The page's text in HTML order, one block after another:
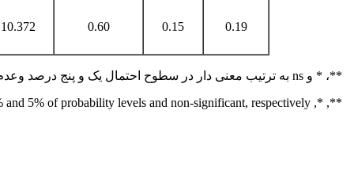
0.19
0.15
0.60
10.372
**، * و ns به ترتیب معنی دار در سطوح احتمال یک و پنج درصد وعدم معنی‌داری.
**, *, and ns: significant at 1% and 5% of probability levels and non-significant, respectively.